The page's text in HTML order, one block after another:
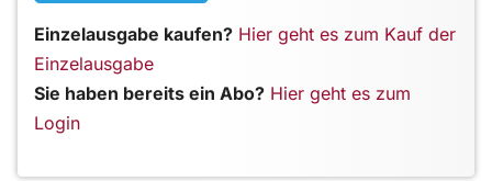
Einzelausgabe kaufen? Hier geht es zum Kauf der
Einzelausgabe
Sie haben bereits ein Abo? Hier geht es zum
Login